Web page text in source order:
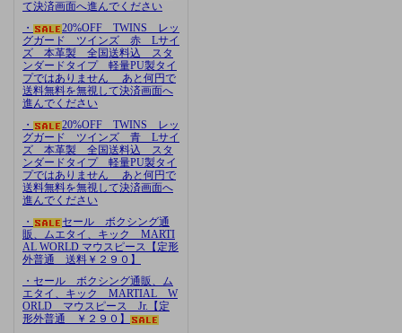
て決済画面へ進んでください
・
20%OFF TWINS レッ
グガード ツインズ 赤 Lサイ
ズ 本革製 全国送料込 スタ
ンダードタイプ 軽量PU製タイ
プではありません あと何円で
送料無料を無視して決済画面へ
進んでください
・
20%OFF TWINS レッ
グガード ツインズ 青 Lサイ
ズ 本革製 全国送料込 スタ
ンダードタイプ 軽量PU製タイ
プではありません あと何円で
送料無料を無視して決済画面へ
進んでください
・
セール ボクシング通
販、ムエタイ、キック MARTI
AL WORLD マウスピース【定形
外普通 送料￥２９０】
・セール ボクシング通販、ム
エタイ、キック MARTIAL W
ORLD マウスピース Jr.【定
形外普通 ￥２９０】